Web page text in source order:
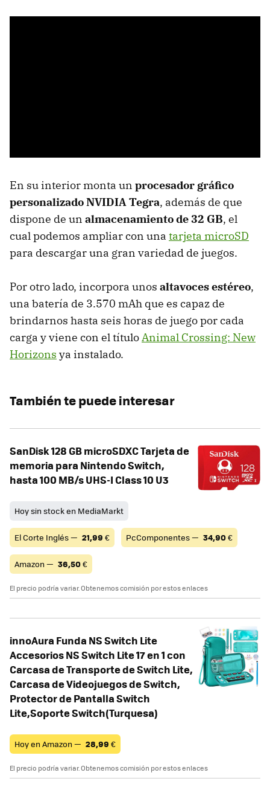
En su interior monta un procesador gráfico
personalizado NVIDIA Tegra, además de que
dispone de un almacenamiento de 32 GB, el
cual podemos ampliar con una tarjeta microSD
para descargar una gran variedad de juegos.
Por otro lado, incorpora unos altavoces estéreo,
una batería de 3.570 mAh que es capaz de
brindarnos hasta seis horas de juego por cada
carga y viene con el títuloAnimal Crossing: New
Horizons ya instalado.
También te puede interesar
SanDisk 128 GB microSDXC Tarjeta de
memoria para Nintendo Switch,
hasta 100 MB/s UHS-I Class 10 U3
Hoy sin stock en MediaMarkt
El Corte Inglés — 21,99 € PcComponentes — 34,90€
Amazon — 36,50€
El precio podría variar. Obtenemos comisión por estos enlaces
innoAura Funda NS Switch Lite
Accesorios NS Switch Lite 17 en 1 con
Carcasa de Transporte de Switch Lite,
Carcasa de Videojuegos de Switch,
Protector de Pantalla Switch
Lite,Soporte Switch(Turquesa)
Hoy en Amazon — 28,99 €
El precio podría variar. Obtenemos comisión por estos enlaces